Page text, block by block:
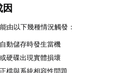
由以下幾種情況觸發：
動儲存時發生當機
硬碟出現實體損壞
檔與系統相容性問題